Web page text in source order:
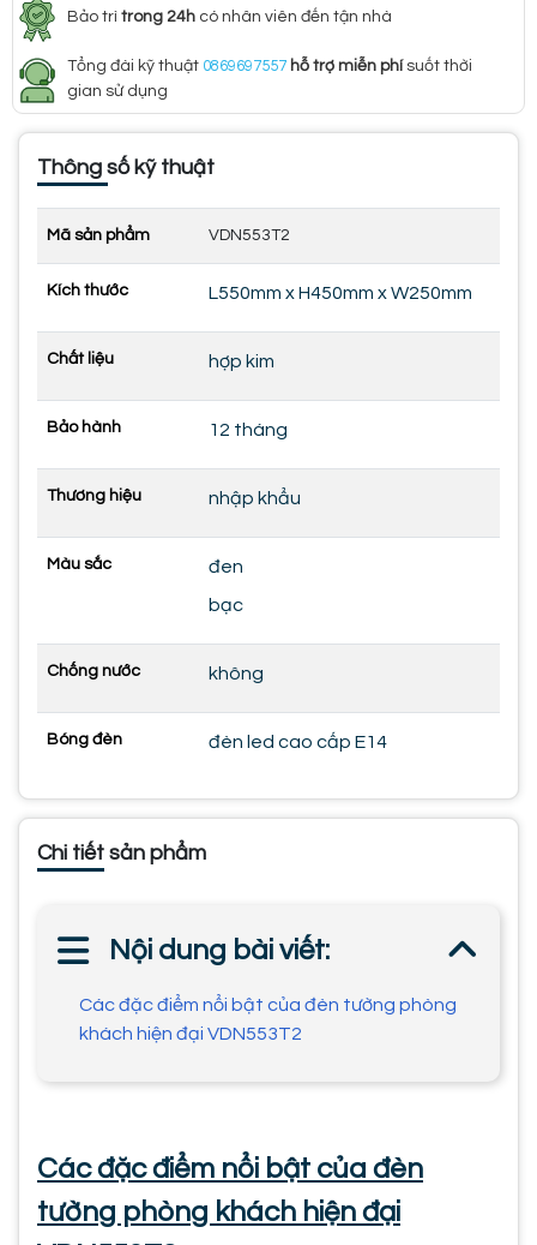
Bảo trì trong 24h có nhân viên đến tận nhà
Tổng đài kỹ thuật 0869697557 hỗ trợ miễn phísuốt thời
gian sử dụng
Thông số kỹ thuật
Mã sản phẩm VDN553T2
Kích thước L550mm x H450mm x W250mm
Chất liệu hợp kim
Bảo hành 12 tháng
Thương hiệu nhập khẩu
Màu sắc
đen
bạc
Chống nước không
Bóng đèn đèn led cao cấp E14
Chi tiết sản phẩm
Nội dung bài viết:
Các đặc điểm nổi bật của đèn tường phòng
khách hiện đại VDN553T2
Các đặc điểm nổi bật của đèn
tường phòng khách hiện đại